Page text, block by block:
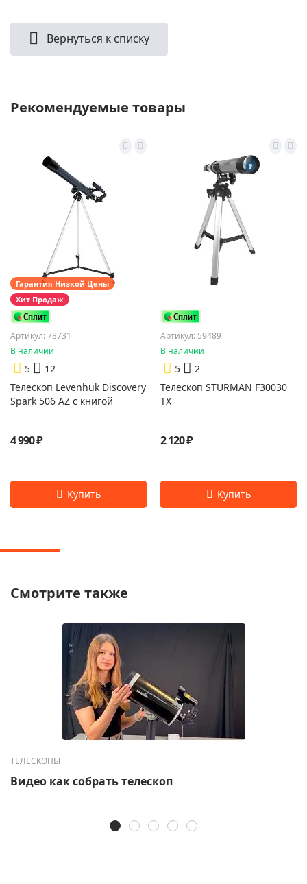
Вернуться к списку
Рекомендуемые товары
Гарантия Низкой Цены
Хит Продаж
Артикул: 78731
В наличии
5
12
Телескоп Levenhuk Discovery
Spark 506 AZ с книгой
4 990 ₽
Артикул: 59489
В наличии
5
2
Телескоп STURMAN F30030
TX
2 120 ₽
Смотрите также
ТЕЛЕСКОПЫ
Видео как собрать телескоп